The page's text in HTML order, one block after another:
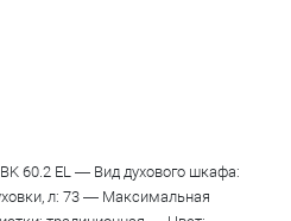
60.2 EL — Вид духового шкафа:
л: 73 — Максимальная